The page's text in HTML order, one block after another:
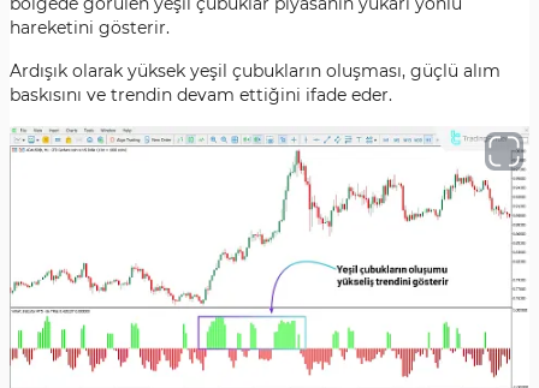
hareketini gösterir.
Ardışık olarak yüksek yeşil çubukların oluşması, güçlü alım
baskısını ve trendin devam ettiğini ifade eder.